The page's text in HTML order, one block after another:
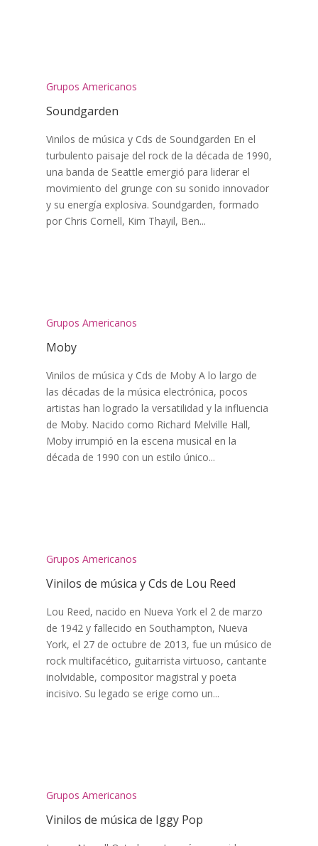
Grupos Americanos
Soundgarden
Vinilos de música y Cds de Soundgarden En el
turbulento paisaje del rock de la década de 1990,
una banda de Seattle emergió para liderar el
movimiento del grunge con su sonido innovador
y su energía explosiva. Soundgarden, formado
por Chris Cornell, Kim Thayil, Ben...
Grupos Americanos
Moby
Vinilos de música y Cds de Moby A lo largo de
las décadas de la música electrónica, pocos
artistas han logrado la versatilidad y la influencia
de Moby. Nacido como Richard Melville Hall,
Moby irrumpió en la escena musical en la
década de 1990 con un estilo único...
Grupos Americanos
Vinilos de música y Cds de Lou Reed
Lou Reed, nacido en Nueva York el 2 de marzo
de 1942 y fallecido en Southampton, Nueva
York, el 27 de octubre de 2013, fue un músico de
rock multifacético, guitarrista virtuoso, cantante
inolvidable, compositor magistral y poeta
incisivo. Su legado se erige como un...
Grupos Americanos
Vinilos de música de Iggy Pop